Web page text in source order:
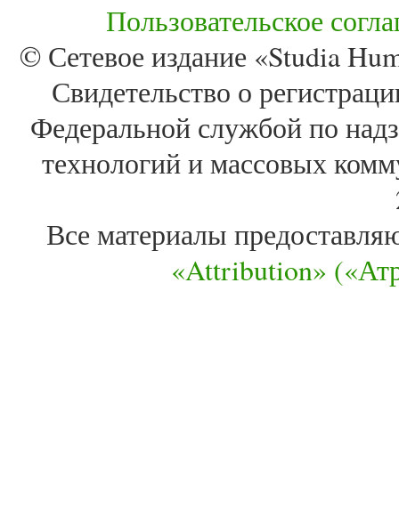
Пользовательское
© Сетевое издание «Studia
Свидетельство о
Федеральной службой по
технологий и массовых
Все материалы
«Attribution»